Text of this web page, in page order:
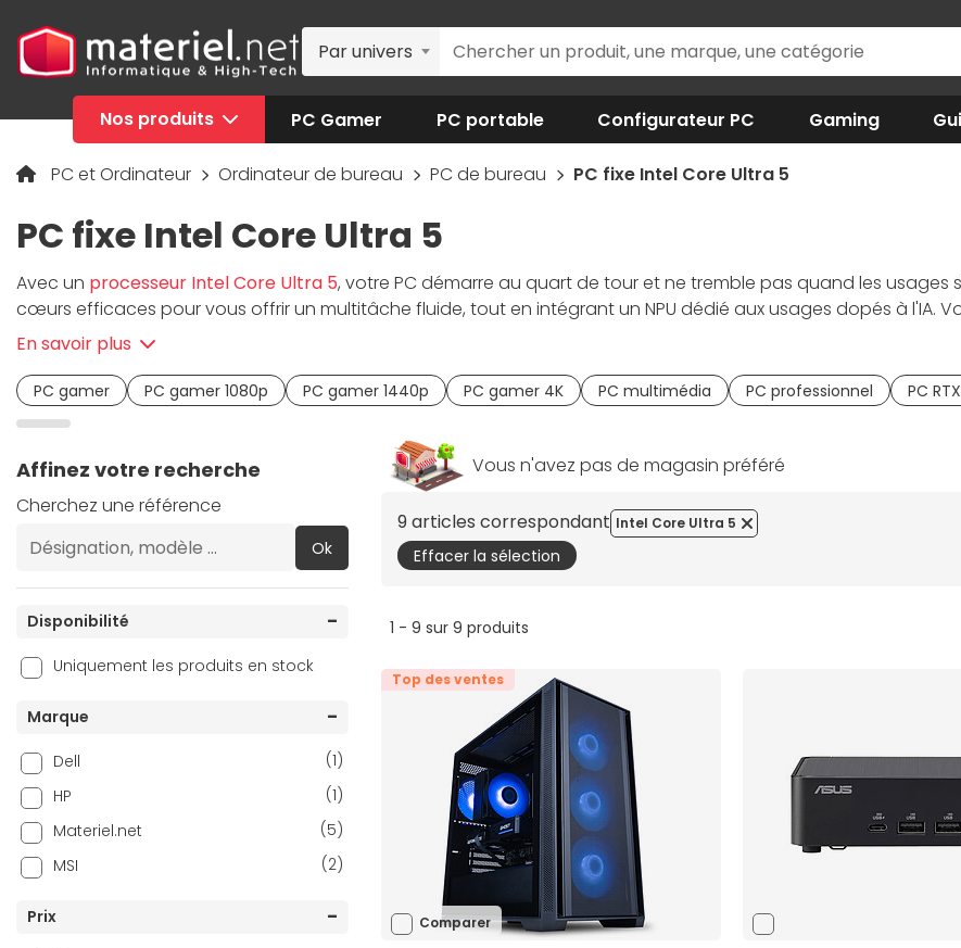
Par univers
Nos produits PC Gamer PC portable Configurateur PC Gaming
PC et Ordinateur Ordinateur de bureau PC de bureau PC fixe Intel Core Ultra 5
PC fixe Intel Core Ultra 5
Avec un processeur Intel Core Ultra 5, votre PC démarre au quart de tour et ne tremble pas quand les
cœurs efficaces pour vous offrir un multitâche fluide, tout en intégrant un NPU dédié aux usages dopés à l'IA.
des performances solides en création légère (retouche photo, montage vidéo Full HD, développement) et une
graphique dédiée
quotidien. Chez Materiel.net, chaqueordinateur fixe est étudié et assemblé par des experts passionnés
détaillées, des avis de la communauté et une livraison soignée.
En savoir plus
PC gamer PC gamer 1080p PC gamer 1440p PC gamer 4K PC multimédia PC professionnel PC
Affinez votre recherche
Cherchez une référence
Ok
Disponibilité
Uniquement les produits en stock
Marque
Dell
(1)
HP
(1)
Materiel.net
(5)
MSI
(2)
Prix
Vous n'avez pas de magasin préféré
9 articles correspondant
Effacer la sélection
Intel Core Ultra 5
1 - 9 sur 9 produits
Top des ventes
Comparer